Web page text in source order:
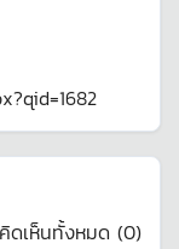
ดเห็นทั้งหมด (0)